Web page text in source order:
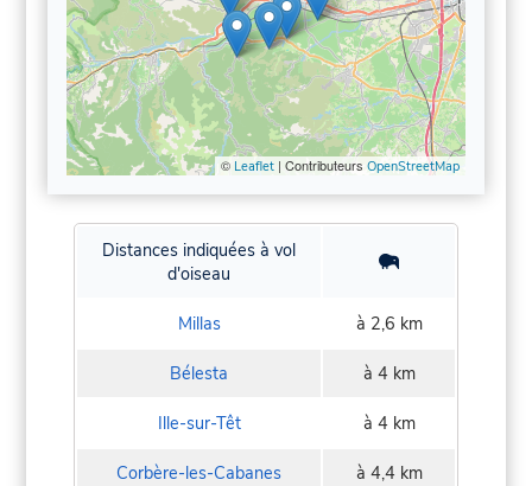
© Leaflet| Contributeurs OpenStreetMap
Distances indiquées à vol
d'oiseau
Millas à 2,6 km
Bélesta à 4 km
Ille-sur-Têt à 4 km
Corbère-les-Cabanes à 4,4 km